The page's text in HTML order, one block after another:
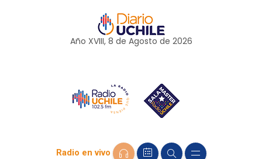
Año XVIII, 8 de Agosto de 2026
Radio en vivo